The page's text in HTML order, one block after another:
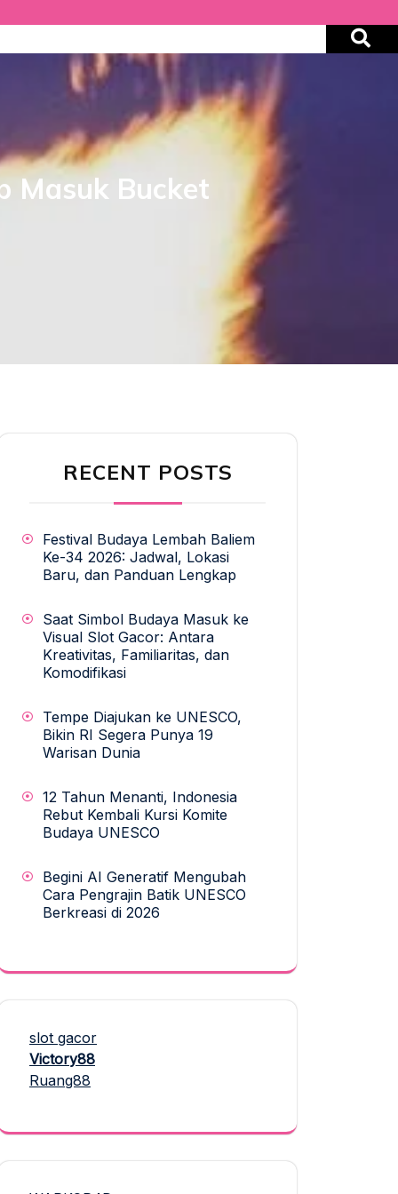
Masuk Bucket
RECENT POSTS
Festival Budaya Lembah Baliem
Ke-34 2026: Jadwal, Lokasi
Baru, dan Panduan Lengkap
Saat Simbol Budaya Masuk ke
Visual Slot Gacor: Antara
Kreativitas, Familiaritas, dan
Komodifikasi
Tempe Diajukan ke UNESCO,
Bikin RI Segera Punya 19
Warisan Dunia
12 Tahun Menanti, Indonesia
Rebut Kembali Kursi Komite
Budaya UNESCO
Begini AI Generatif Mengubah
Cara Pengrajin Batik UNESCO
Berkreasi di 2026
slot gacor
Victory88
Ruang88